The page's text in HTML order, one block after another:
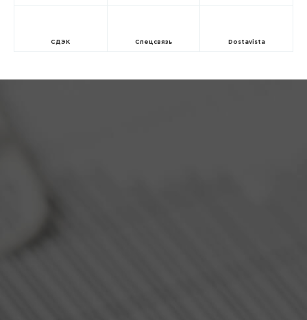
СДЭК Спецсвязь Dostavista